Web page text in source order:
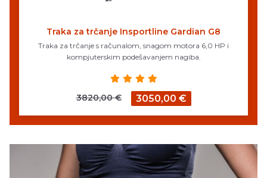
Traka za trčanje Insportline Gardian G8
Traka za trčanje s računalom, snagom motora 6,0 HP i
kompjuterskim podešavanjem nagiba.
3820,00 € 3050,00 €